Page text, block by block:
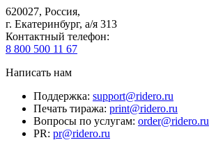
620027, Россия,
г. Екатеринбург, а/я 313
Контактный телефон:
8 800 500 11 67
Написать нам
Поддержка: support@ridero.ru
Печать тиража: print@ridero.ru
Вопросы по услугам: order@ridero.ru
PR: pr@ridero.ru